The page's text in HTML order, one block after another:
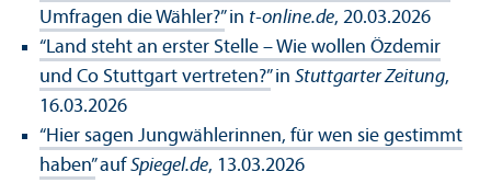
Umfragen die Wähler?”in t-online.de, 20.03.2026
“Land steht an erster Stelle – Wie wollen Özdemir
und Co Stuttgart vertreten?”in Stuttgarter Zeitung,
16.03.2026
“Hier sagen Jungwählerinnen, für wen sie gestimmt
haben”aufSpiegel.de, 13.03.2026